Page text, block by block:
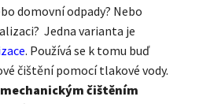
domovní odpady? Nebo
Jedna varianta je
. Používá se k tomu buď
čištění pomocí tlakové vody.
mechanickým čištěním